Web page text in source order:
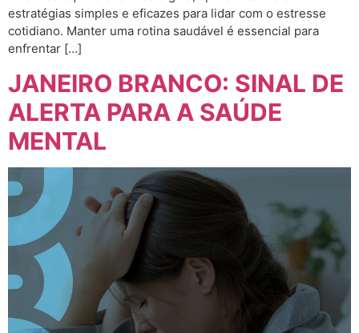
estratégias simples e eficazes para lidar com o estresse
cotidiano. Manter uma rotina saudável é essencial para
enfrentar […]
JANEIRO BRANCO: SINAL DE
ALERTA PARA A SAÚDE
MENTAL